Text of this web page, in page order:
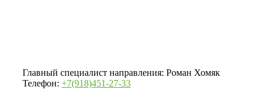
Главный специалист направления: Роман Хомяк
Телефон: +7(918)451-27-33